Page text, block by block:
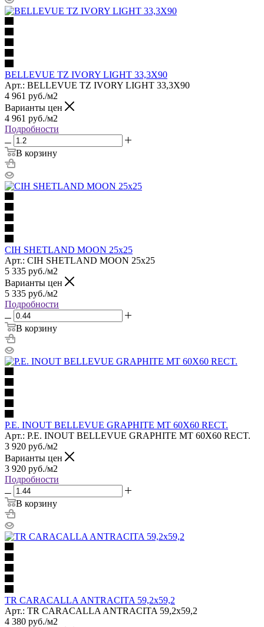
BELLEVUE TZ IVORY LIGHT 33,3X90
Арт.: BELLEVUE TZ IVORY LIGHT 33,3X90
4 961 руб./м2
Варианты цен
4 961 руб./м2
Подробности
В корзину
CIH SHETLAND MOON 25x25
Арт.: CIH SHETLAND MOON 25x25
5 335 руб./м2
Варианты цен
5 335 руб./м2
Подробности
В корзину
P.E. INOUT BELLEVUE GRAPHITE MT 60X60 RECT.
Арт.: P.E. INOUT BELLEVUE GRAPHITE MT 60X60 RECT.
3 920 руб./м2
Варианты цен
3 920 руб./м2
Подробности
В корзину
TR CARACALLA ANTRACITA 59,2x59,2
Арт.: TR CARACALLA ANTRACITA 59,2x59,2
4 380 руб./м2